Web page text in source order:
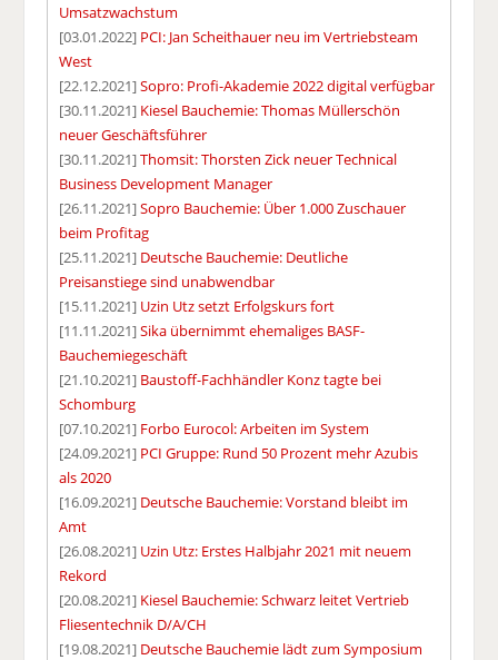
Umsatzwachstum
[03.01.2022] PCI: Jan Scheithauer neu im Vertriebsteam
West
[22.12.2021]Sopro: Profi-Akademie 2022 digital verfügbar
[30.11.2021] Kiesel Bauchemie: Thomas Müllerschön
neuer Geschäftsführer
[30.11.2021]Thomsit: Thorsten Zick neuer Technical
Business Development Manager
[26.11.2021]Sopro Bauchemie: Über 1.000 Zuschauer
beim Profitag
[25.11.2021] Deutsche Bauchemie: Deutliche
Preisanstiege sind unabwendbar
[15.11.2021] Uzin Utz setzt Erfolgskurs fort
[11.11.2021]Sika übernimmt ehemaliges BASF-
Bauchemiegeschäft
[21.10.2021] Baustoff-Fachhändler Konz tagte bei
Schomburg
[07.10.2021] Forbo Eurocol: Arbeiten im System
[24.09.2021] PCI Gruppe: Rund 50 Prozent mehr Azubis
als 2020
[16.09.2021] Deutsche Bauchemie: Vorstand bleibt im
Amt
[26.08.2021] Uzin Utz: Erstes Halbjahr 2021 mit neuem
Rekord
[20.08.2021] Kiesel Bauchemie: Schwarz leitet Vertrieb
Fliesentechnik D/A/CH
[19.08.2021] Deutsche Bauchemie lädt zum Symposium